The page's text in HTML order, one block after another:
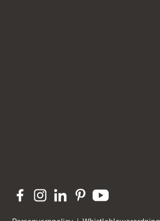
Blå Bolig AS
Sentrumsvn. 4